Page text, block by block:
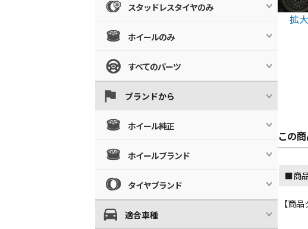
拡
この
■商
【商
スタッドレスタイヤのみ
ホイールのみ
すべてのパーツ
ブランドから
ホイール純正
ホイールブランド
タイヤブランド
適合車種